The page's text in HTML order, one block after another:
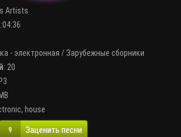
Artists
- электронная / Зарубежные сборники
: 20
, house
9 Заценить песни